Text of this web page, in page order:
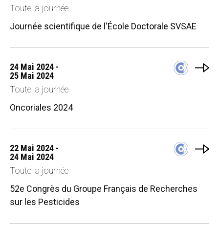
Toute la journée
Journée scientifique de l'École Doctorale SVSAE
24 Mai 2024 -
25 Mai 2024
Toute la journée
Oncoriales 2024
22 Mai 2024 -
24 Mai 2024
Toute la journée
52e Congrès du Groupe Français de Recherches
sur les Pesticides